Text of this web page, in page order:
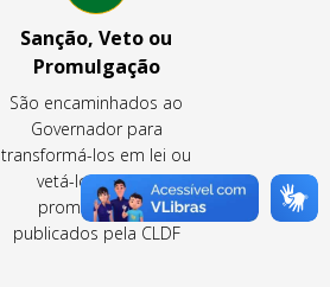
Sanção, Veto ou
Promulgação
São encaminhados ao
Governador para
transformá-los em lei ou
vetá-los ou são
promulgados e
publicados pela CLDF